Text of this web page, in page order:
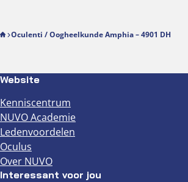
Optiekcentrum
Oculenti / Oogheelkunde Amphia – 4901 DH
Website
Kenniscentrum
NUVO Academie
Ledenvoordelen
Oculus
Over NUVO
Interessant voor jou